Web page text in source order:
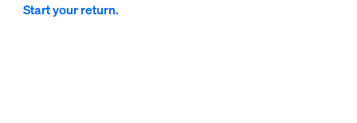
Start your return.